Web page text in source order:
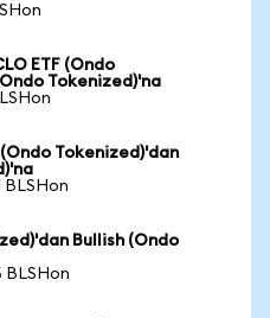
ETF (Ondo
Tokenized)'na
Tokenized)'dan
BLSHon
Bullish (Ondo
BLSHon